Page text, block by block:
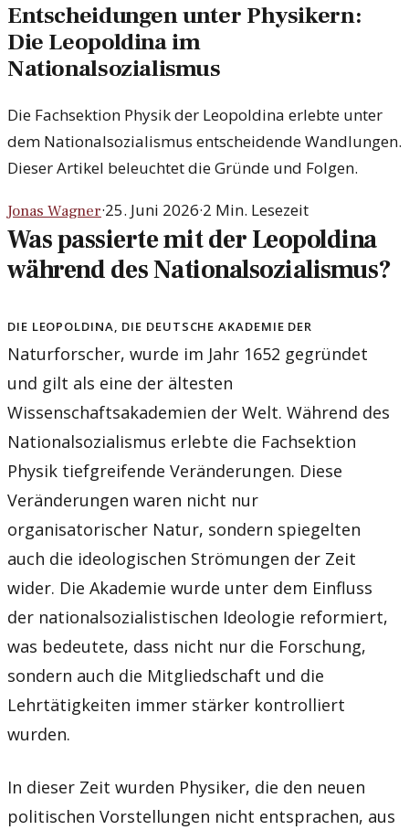
Entscheidungen unter Physikern:
Die Leopoldina im
Nationalsozialismus
Die Fachsektion Physik der Leopoldina erlebte unter
dem Nationalsozialismus entscheidende Wandlungen.
Dieser Artikel beleuchtet die Gründe und Folgen.
Jonas Wagner·25. Juni 2026·2 Min. Lesezeit
Was passierte mit der Leopoldina
während des Nationalsozialismus?
Die Leopoldina, die Deutsche Akademie der
Naturforscher, wurde im Jahr 1652 gegründet
und gilt als eine der ältesten
Wissenschaftsakademien der Welt. Während des
Nationalsozialismus erlebte die Fachsektion
Physik tiefgreifende Veränderungen. Diese
Veränderungen waren nicht nur
organisatorischer Natur, sondern spiegelten
auch die ideologischen Strömungen der Zeit
wider. Die Akademie wurde unter dem Einfluss
der nationalsozialistischen Ideologie reformiert,
was bedeutete, dass nicht nur die Forschung,
sondern auch die Mitgliedschaft und die
Lehrtätigkeiten immer stärker kontrolliert
wurden.
In dieser Zeit wurden Physiker, die den neuen
politischen Vorstellungen nicht entsprachen, aus